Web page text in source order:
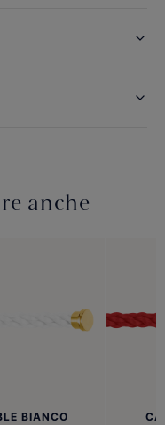
anche
BIANCO